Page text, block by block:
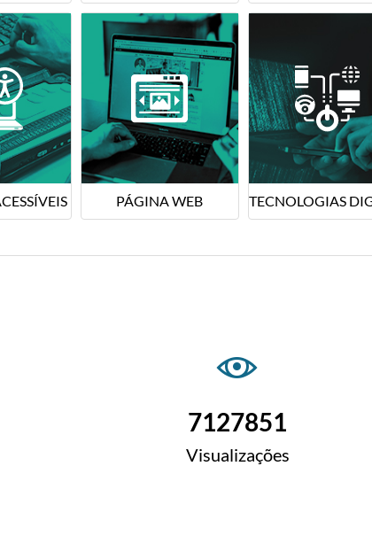
PÁGINA WEB TECNOLOGIAS
7127851
Visualizações